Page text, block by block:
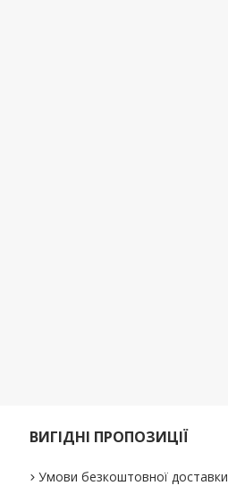
ВИГІДНІ ПРОПОЗИЦІЇ
Умови безкоштовної доставки